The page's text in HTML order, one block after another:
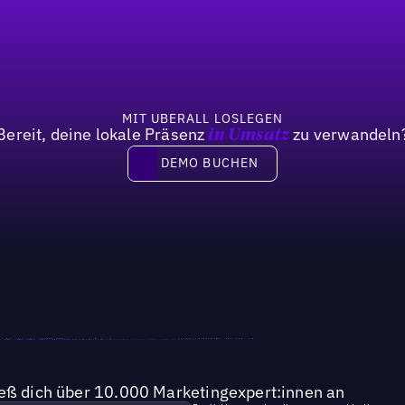
MIT UBERALL LOSLEGEN
deine lokale Präsenzin Umsatzzu
DEMO BUCHEN
DEMO BUCHEN
dich über 10.000 Marketingexpert:innen an